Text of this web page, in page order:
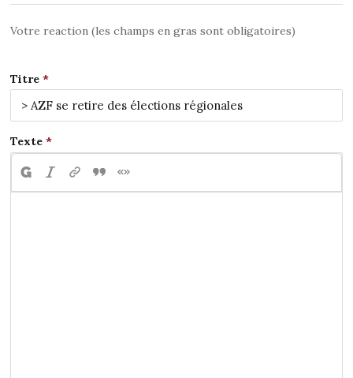
Votre reaction (les champs en gras sont obligatoires)
Titre
Texte